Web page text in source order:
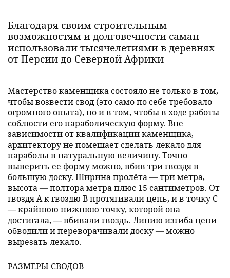
Благодаря своим строительным
возможностям и долговечности саман
использовали тысячелетиями в деревнях
от Персии до Северной Африки
Мастерство каменщика состояло не только в том,
чтобы возвести свод (это само по себе требовало
огромного опыта), но и в том, чтобы в ходе работы
соблюсти его параболическую форму. Вне
зависимости от квалификации каменщика,
архитектору не помешает сделать лекало для
параболы в натуральную величину. Точно
выверить её форму можно, вбив три гвоздя в
большую доску. Ширина пролёта — три метра,
высота — полтора метра плюс 15 сантиметров. От
гвоздя А к гвоздю B протягивали цепь, и в точку С
— крайнюю нижнюю точку, которой она
достигала, — вбивали гвоздь. Линию изгиба цепи
обводили и переворачивали доску — можно
вырезать лекало.
РАЗМЕРЫ СВОДОВ